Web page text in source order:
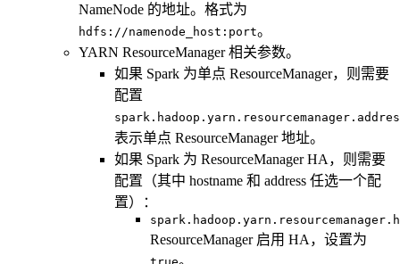
NameNode 的地址。格式为
hdfs://namenode_host:port。
YARN ResourceManager 相关参数。
如果 Spark 为单点 ResourceManager，则需要
配置
表示单点 ResourceManager 地址。
如果 Spark 为 ResourceManager HA，则需要
配置（其中 hostname 和 address 任选一个配
置）：
ResourceManager 启用 HA，设置为
。